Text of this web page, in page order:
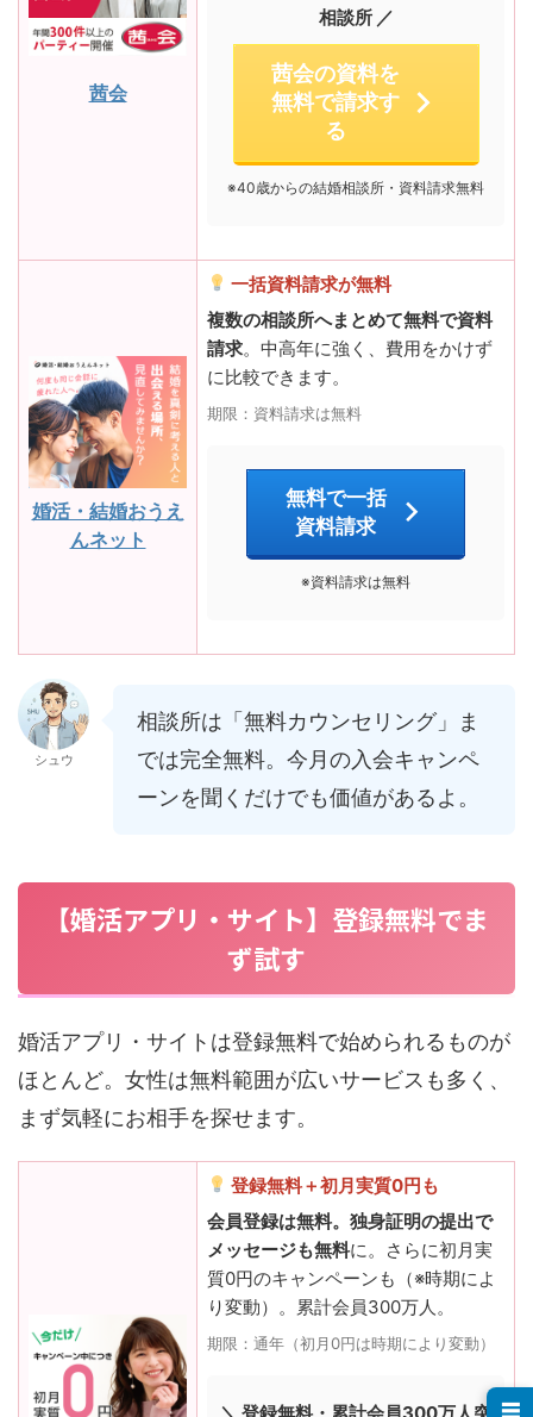
茜会
相談所 ／
茜会の資料を
無料で請求す
る
※40歳からの結婚相談所・資料請求無料
婚活・結婚おうえ
んネット
一括資料請求が無料
複数の相談所へまとめて無料で資料
請求。中高年に強く、費用をかけず
に比較できます。
期限：資料請求は無料
無料で一括
資料請求
※資料請求は無料
シュウ
相談所は「無料カウンセリング」ま
では完全無料。今月の入会キャンペ
ーンを聞くだけでも価値があるよ。
【婚活アプリ・サイト】登録無料でま
ず試す
婚活アプリ・サイトは登録無料で始められるものが
ほとんど。女性は無料範囲が広いサービスも多く、
まず気軽にお相手を探せます。
登録無料＋初月実質0円も
会員登録は無料。独身証明の提出で
メッセージも無料に。さらに初月実
質0円のキャンペーンも（※時期によ
り変動）。累計会員300万人。
期限：通年（初月0円は時期により変動）
☰